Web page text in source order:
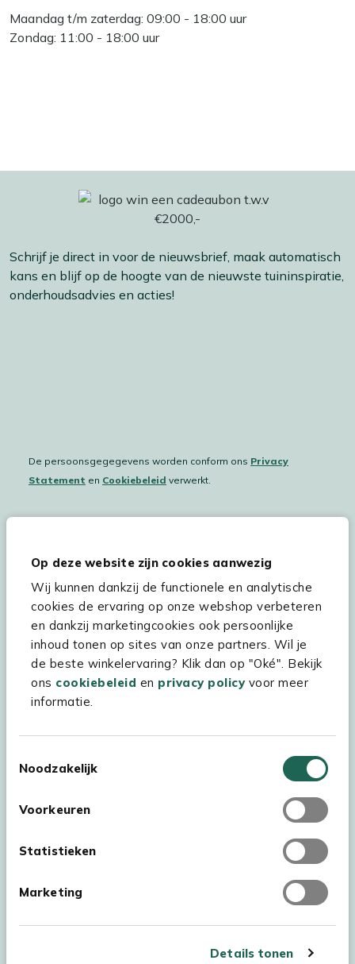
Op deze website zijn cookies aanwezig
Wij kunnen dankzij de functionele en analytische
cookies de ervaring op onze webshop verbeteren
en dankzij marketingcookies ook persoonlijke
inhoud tonen op sites van onze partners. Wil je
de beste winkelervaring? Klik dan op "Oké". Bekijk
ons cookiebeleid en privacy policyvoor meer
informatie.
Noodzakelijk
Voorkeuren
Statistieken
Marketing
Details tonen
Maandag t/m zaterdag: 09:00 - 18:00 uur
Zondag: 11:00 - 18:00 uur
Schrijf je direct in voor de nieuwsbrief, maak automatisch
kans en blijf op de hoogte van de nieuwste tuininspiratie,
onderhoudsadvies en acties!
De persoonsgegegevens worden conform ons Privacy
Statement en Cookiebeleid verwerkt.
Hulp & service
Assortiment
Kees Smit Tuinmeubelen
Experience Stores XXL